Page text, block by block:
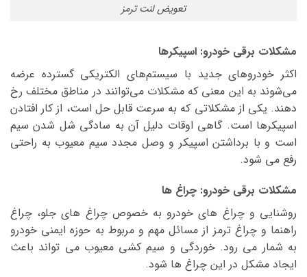
تعویض لنت ترمز
مشکلات برقی خودرو: اسپیکرها
اکثر خودروهای جدید با سیستم‌های الکتریکی گسترده عرضه
می‌شوند به این معنی که مشکلات می‌توانند در مناطق مختلف رخ
دهند. یکی از مشکلاتی که به سرعت قابل حل است، از کار افتادن
اسپیکرها است. گاهی اوقات دلیل آن به سادگی شل شدن سیم
است و با برداشتن اسپیکر و وصل مجدد سیم معیوب به راحتی
رفع می شود.
مشکلات برقی خودرو: چراغ ها
روشنایی و چراغ های خودرو به خصوص چراغ های جلو، چراغ
راهنما و چراغ ترمز از مسائل مهم و مربوط به حوزه ایمنی خودرو
به شمار می رود. خوردگی و سیم کشی معیوب می تواند باعث
ایجاد مشکل در این چراغ ها شود.